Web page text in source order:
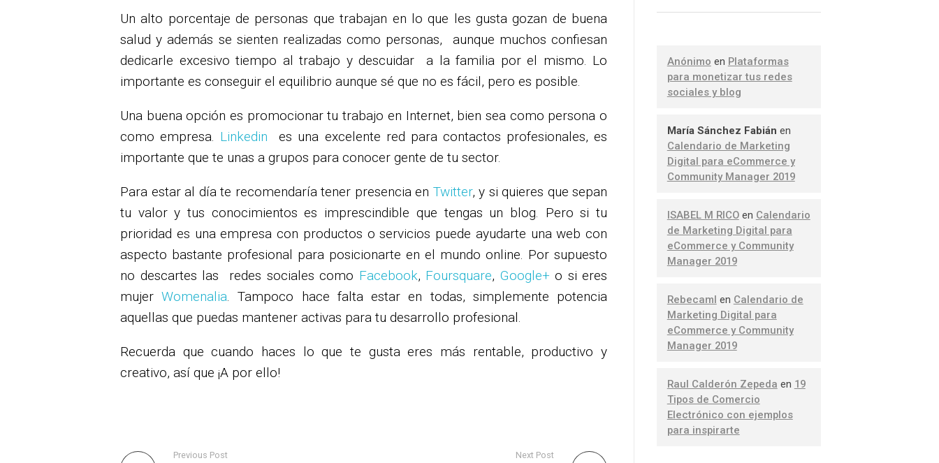
Un alto porcentaje de personas que trabajan en lo que les gusta gozan de buena
salud y además se sienten realizadas como personas, aunque muchos confiesan
dedicarle excesivo tiempo al trabajo y descuidar a la familia por el mismo. Lo
importante es conseguir el equilibrio aunque sé que no es fácil, pero es posible.
Una buena opción es promocionar tu trabajo en Internet, bien sea como persona o
como empresa. Linkedin
es una excelente red para contactos profesionales, es
importante que te unas a grupos para conocer gente de tu sector.
Para estar al día te recomendaría tener presencia en Twitter, y si quieres que sepan
tu valor y tus conocimientos es imprescindible que tengas un blog. Pero si tu
prioridad es una empresa con productos o servicios puede ayudarte una web con
aspecto bastante profesional para posicionarte en el mundo online. Por supuesto
no descartes las redes sociales como Facebook, Foursquare, Google+ o si eres
mujerWomenalia. Tampoco hace falta estar en todas, simplemente potencia
aquellas que puedas mantener activas para tu desarrollo profesional.
Recuerda que cuando haces lo que te gusta eres más rentable, productivo y
creativo, así que ¡A por ello!
Previous Post Next Post
Anónimo en Plataformas
para monetizar tus redes
sociales y blog
María Sánchez Fabián en
Calendario de Marketing
Digital para eCommerce y
Community Manager 2019
ISABEL M RICOen Calendario
de Marketing Digital para
eCommerce y Community
Manager 2019
Rebecaml en Calendario de
Marketing Digital para
eCommerce y Community
Manager 2019
Raul Calderón Zepeda en 19
Tipos de Comercio
Electrónico con ejemplos
para inspirarte